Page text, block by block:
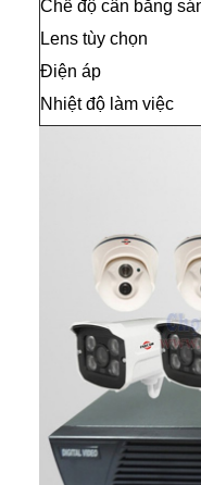
Chế độ cân bằng
Lens tùy chọn
Điện áp
Nhiệt độ làm việc